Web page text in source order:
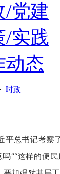
/党建
/实践
动态
时政
平总书记考察
吗”“这样的便